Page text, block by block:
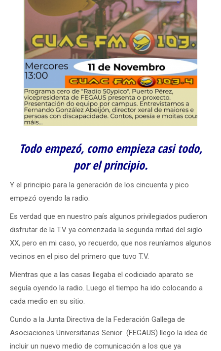
Todo empezó, como empieza casi todo,
por el principio.
Y el principio para la generación de los cincuenta y pico
empezó oyendo la radio.
Es verdad que en nuestro país algunos privilegiados pudieron
disfrutar de la T.V ya comenzada la segunda mitad del siglo
XX, pero en mi caso, yo recuerdo, que nos reuníamos algunos
vecinos en el piso del primero que tuvo T.V.
Mientras que a las casas llegaba el codiciado aparato se
seguía oyendo la radio. Luego el tiempo ha ido colocando a
cada medio en su sitio.
Cundo a la Junta Directiva de la Federación Gallega de
Asociaciones Universitarias Senior (FEGAUS) llego la idea de
incluir un nuevo medio de comunicación a los que ya